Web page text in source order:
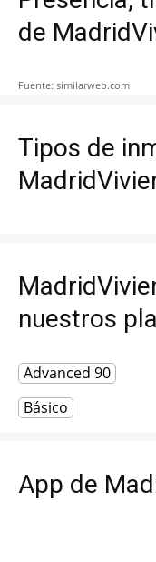
de
Fuente: similarweb.com
Tipos de
nuestros
Advanced 90
Básico
App de